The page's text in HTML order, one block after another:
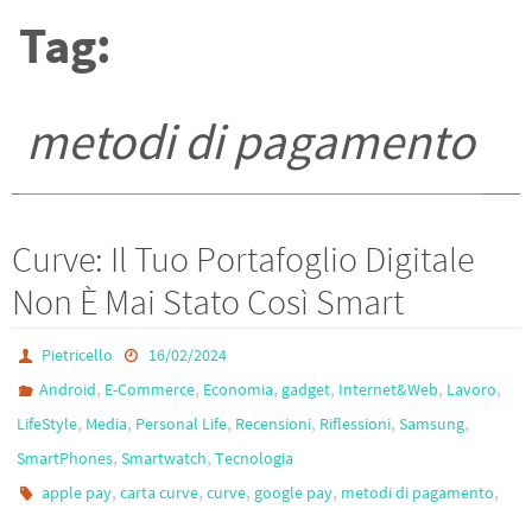
Tag:
metodi di pagamento
Curve: Il Tuo Portafoglio Digitale
Non È Mai Stato Così Smart
Pietricello
16/02/2024
Android, E-Commerce, Economia, gadget, Internet&Web, Lavoro,
LifeStyle, Media, Personal Life, Recensioni, Riflessioni, Samsung,
SmartPhones, Smartwatch, Tecnologia
apple pay,carta curve,curve, google pay, metodi di pagamento,